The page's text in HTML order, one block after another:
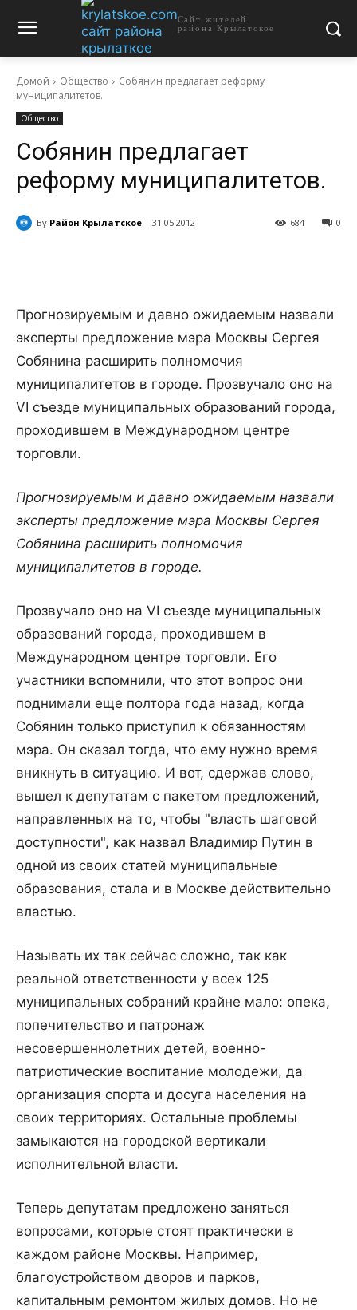
Сайт жителей
района Крылатское
Домой Общество
Собянин предлагает реформу
муниципалитетов.
Общество
Собянин предлагает
реформу муниципалитетов.
By Район Крылатское 31.05.2012 0
684
Прогнозируемым и давно ожидаемым назвали
эксперты предложение мэра Москвы Сергея
Собянина расширить полномочия
муниципалитетов в городе. Прозвучало оно на
VI съезде муниципальных образований города,
проходившем в Международном центре
торговли.
Прогнозируемым и давно ожидаемым назвали
эксперты предложение мэра Москвы Сергея
Собянина расширить полномочия
муниципалитетов в городе.
Прозвучало оно на VI съезде муниципальных
образований города, проходившем в
Международном центре торговли. Его
участники вспомнили, что этот вопрос они
поднимали еще полтора года назад, когда
Собянин только приступил к обязанностям
мэра. Он сказал тогда, что ему нужно время
вникнуть в ситуацию. И вот, сдержав слово,
вышел к депутатам с пакетом предложений,
направленных на то, чтобы "власть шаговой
доступности", как назвал Владимир Путин в
одной из своих статей муниципальные
образования, стала и в Москве действительно
властью.
Называть их так сейчас сложно, так как
реальной ответственности у всех 125
муниципальных собраний крайне мало: опека,
попечительство и патронаж
несовершеннолетних детей, военно-
патриотические воспитание молодежи, да
организация спорта и досуга населения на
своих территориях. Остальные проблемы
замыкаются на городской вертикали
исполнительной власти.
Теперь депутатам предложено заняться
вопросами, которые стоят практически в
каждом районе Москвы. Например,
благоустройством дворов и парков,
капитальным ремонтом жилых домов. Но не